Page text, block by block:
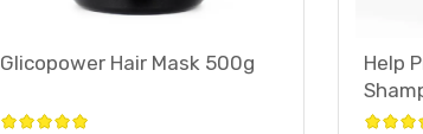
Glicopower Hair Mask 500g
Help